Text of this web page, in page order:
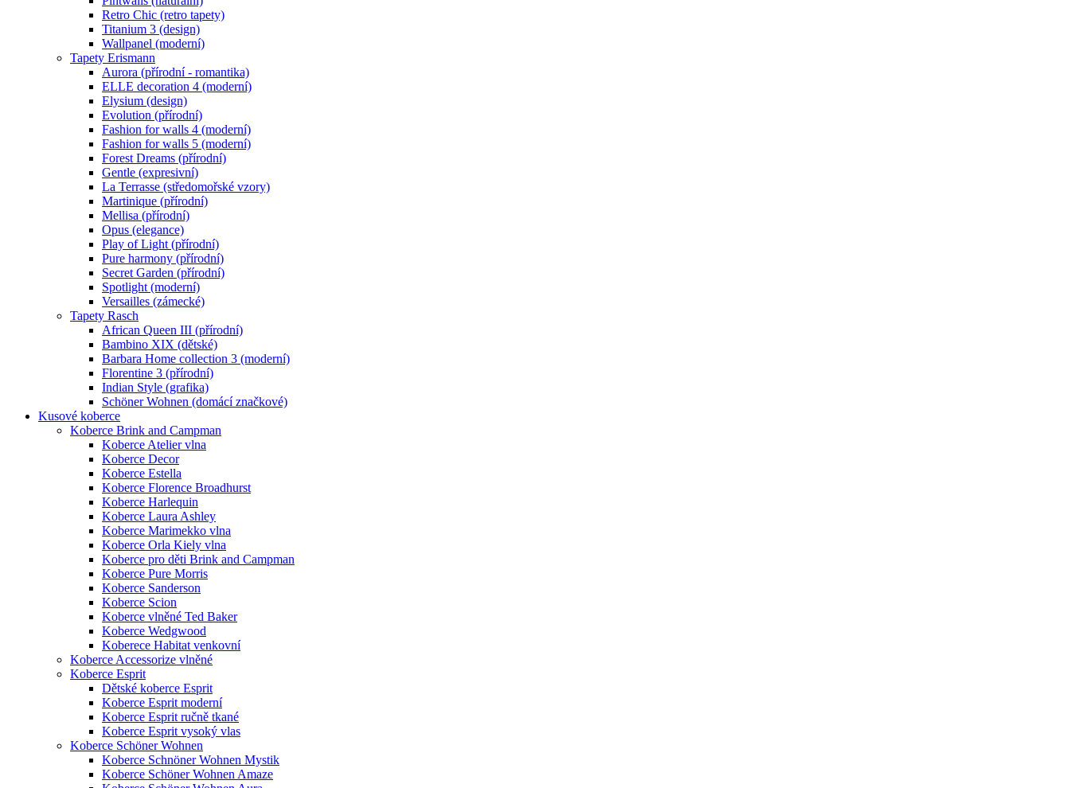
Retro Chic (retro tapety)
Titanium 3 (design)
Wallpanel (moderní)
Tapety Erismann
Aurora (přírodní - romantika)
ELLE decoration 4 (moderní)
Elysium (design)
Evolution (přírodní)
Fashion for walls 4 (moderní)
Fashion for walls 5 (moderní)
Forest Dreams (přírodní)
Gentle (expresivní)
La Terrasse (středomořské vzory)
Martinique (přírodní)
Mellisa (přírodní)
Opus (elegance)
Play of Light (přírodní)
Pure harmony (přírodní)
Secret Garden (přírodní)
Spotlight (moderní)
Versailles (zámecké)
Tapety Rasch
African Queen III (přírodní)
Bambino XIX (dětské)
Barbara Home collection 3 (moderní)
Florentine 3 (přírodní)
Indian Style (grafika)
Schöner Wohnen (domácí značkové)
Kusové koberce
Koberce Brink and Campman
Koberce Atelier vlna
Koberce Decor
Koberce Estella
Koberce Florence Broadhurst
Koberce Harlequin
Koberce Laura Ashley
Koberce Marimekko vlna
Koberce Orla Kiely vlna
Koberce pro děti Brink and Campman
Koberce Pure Morris
Koberce Sanderson
Koberce Scion
Koberce vlněné Ted Baker
Koberce Wedgwood
Koberece Habitat venkovní
Koberce Accessorize vlněné
Koberce Esprit
Dětské koberce Esprit
Koberce Esprit moderní
Koberce Esprit ručně tkané
Koberce Esprit vysoký vlas
Koberce Schöner Wohnen
Koberce Schnöner Wohnen Mystik
Koberce Schöner Wohnen Amaze